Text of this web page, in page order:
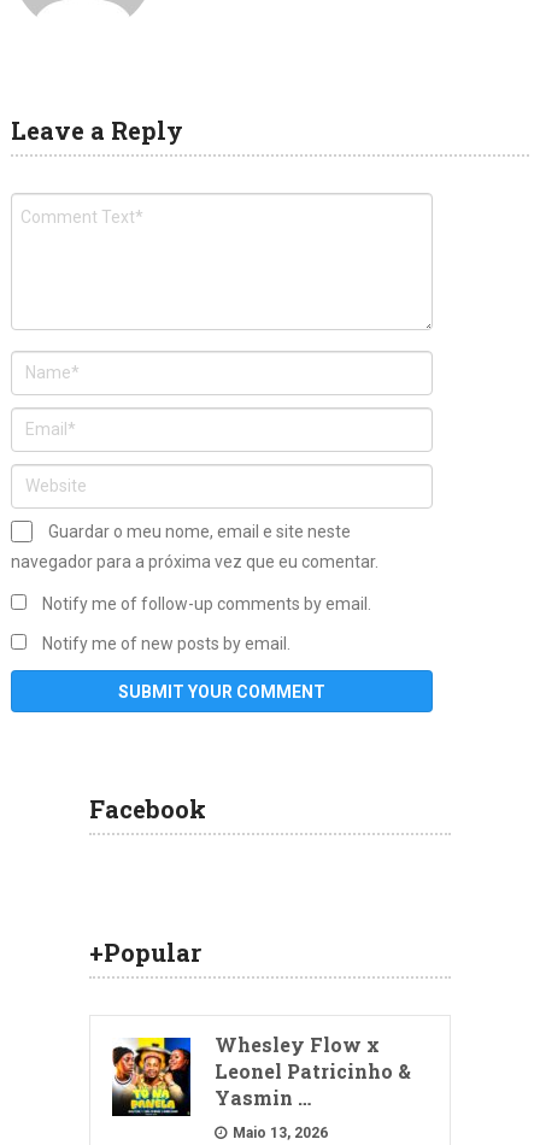
Leave a Reply
Guardar o meu nome, email e site neste
navegador para a próxima vez que eu comentar.
Notify me of follow-up comments by email.
Notify me of new posts by email.
Facebook
+Popular
Whesley Flow x
Leonel Patricinho &
Yasmin …
Maio 13, 2026